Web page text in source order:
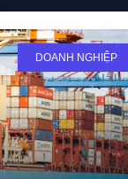
DOANH NGHIỆP